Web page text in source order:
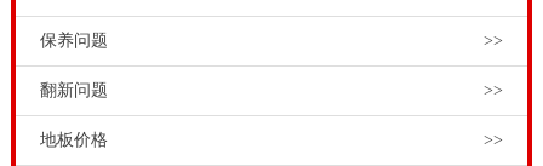
保养问题 >>
翻新问题 >>
地板价格 >>